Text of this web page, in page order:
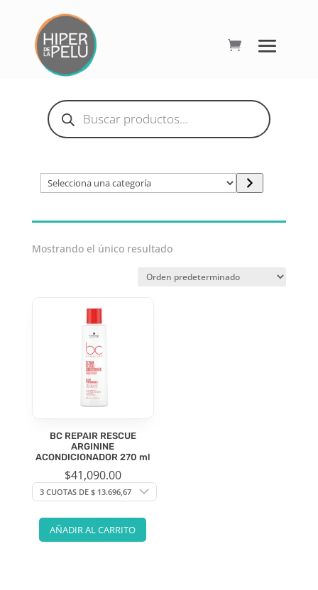
Búsqueda
de
productos
Selecciona
Mostrando el único resultado
BC REPAIR RESCUE
ARGININE
ACONDICIONADOR 270 ml
$41,090.00
AÑADIR AL CARRITO